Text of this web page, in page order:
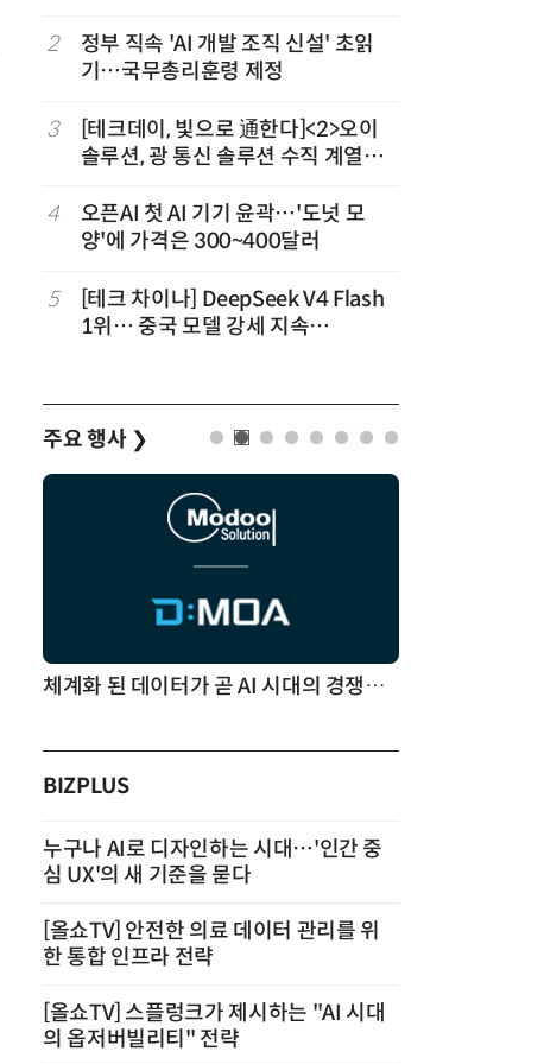
2
정부 직속 'AI 개발 조직 신설' 초읽
기…국무총리훈령 제정
3
[테크데이, 빛으로 通한다]<2>오이
솔루션, 광 통신 솔루션 수직 계열
략'
4
오픈AI 첫 AI 기기 윤곽…'도넛 모
양'에 가격은 300~400달러
5
[테크 차이나] DeepSeek V4 Flash
1위… 중국 모델 강세 지속
주요 행사 ❯
체계화 된 데이터가 곧 AI 시대의 경쟁력이다
BIZPLUS
누구나 AI로 디자인하는 시대…'인간 중
심 UX'의 새 기준을 묻다
[올쇼TV] 안전한 의료 데이터 관리를 위
한 통합 인프라 전략
[올쇼TV] 스플렁크가 제시하는 "AI 시대
의 옵저버빌리티" 전략